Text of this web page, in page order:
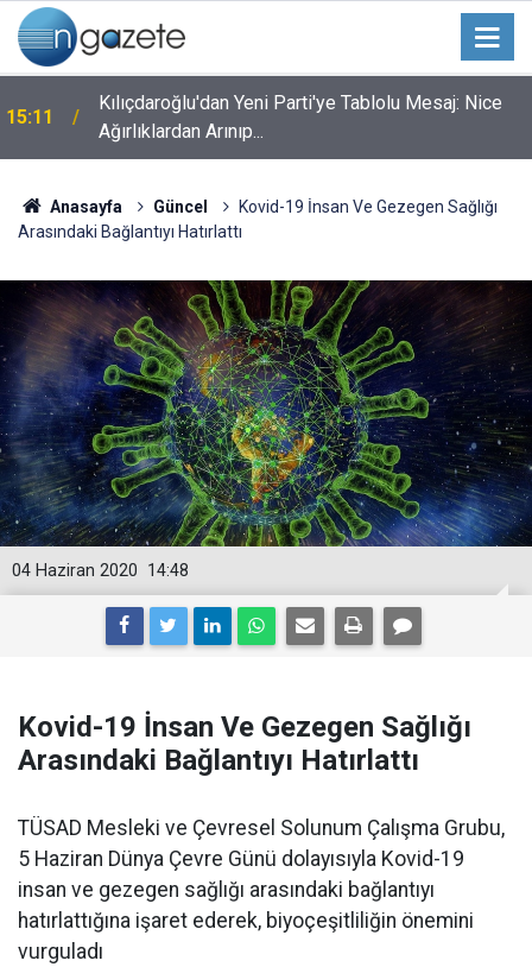
15:11
Kılıçdaroğlu'dan Yeni Parti'ye Tablolu Mesaj: Nice
Ağırlıklardan Arınıp...
Anasayfa Güncel
Kovid-19 İnsan Ve Gezegen Sağlığı
Arasındaki Bağlantıyı Hatırlattı
14:48
04 Haziran 2020
Kovid-19 İnsan Ve Gezegen Sağlığı
Arasındaki Bağlantıyı Hatırlattı
TÜSAD Mesleki ve Çevresel Solunum Çalışma Grubu,
5 Haziran Dünya Çevre Günü dolayısıyla Kovid-19
insan ve gezegen sağlığı arasındaki bağlantıyı
hatırlattığına işaret ederek, biyoçeşitliliğin önemini
vurguladı